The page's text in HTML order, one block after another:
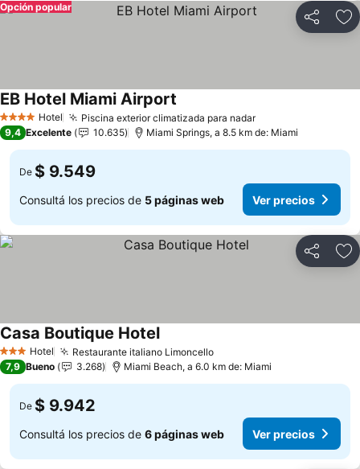
Compartir
Opción popular
4 EstrellasHotel Piscina exterior climatizada para nadarVer precios
EB Hotel Miami Airport
9,4 Excelente 10.635 Miami Springs, a 8.5 km de: Miami
De $ 9.549
Consultá los precios de 5 páginas web Ver precios
Compartir
3 Estrellas
Hotel Restaurante italiano LimoncelloVer precios
Casa Boutique HotelVer precios
7,9 Bueno 3.268 Miami Beach, a 6.0 km de: Miami
De $ 9.942
Consultá los precios de 6 páginas web Ver precios